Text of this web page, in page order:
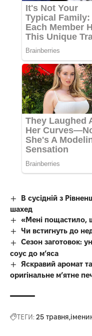
В сусідній з
шахед
«Мені пощастило,
Чи встигнуть до
Сезон заготовок:
соус до мʼяса
Яскравий аромат
оригінальне м’ятне
ТЕГИ: 25 травня